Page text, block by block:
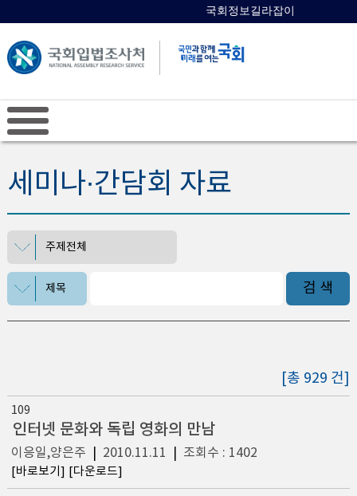
국회정보길라잡이
세미나∙간담회 자료
주제전체
제목 검 색
[총 929 건]
109
인터넷 문화와 독립 영화의 만남
이응일,양은주 2010.11.11 조회수 : 1402
[바로보기] [다운로드]